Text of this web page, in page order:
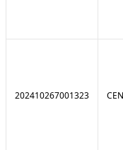
202410267001323